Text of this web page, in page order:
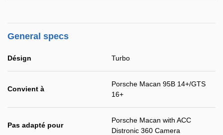
General specs
Désign Turbo
Convient à
Porsche Macan 95B 14+/GTS
16+
Pas adapté pour
Porsche Macan with ACC
Distronic 360 Camera